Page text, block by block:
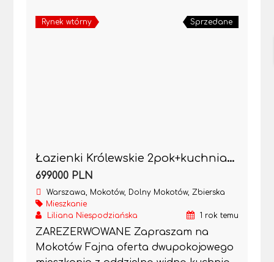
Rynek wtórny Sprzedane
Łazienki Królewskie 2pok+kuchnia-chcesz to mieć :)
699000 PLN
Warszawa, Mokotów, Dolny Mokotów, Zbierska
Mieszkanie
Liliana Niespodziańska
1 rok temu
ZAREZERWOWANE Zapraszam na
Mokotów Fajna oferta dwupokojowego